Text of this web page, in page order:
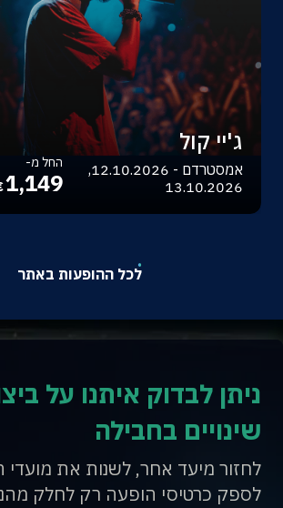
ג'יי קול
אמסטרדם - 12.10.2026,
13.10.2026
החל מ-
1,149
לכל ההופעות באתר
ניתן לבדוק איתנו על
שינויים בחבילה
לחזור מיעד אחר, לשנות את מועדי
לספק כרטיסי הופעה רק לחלק